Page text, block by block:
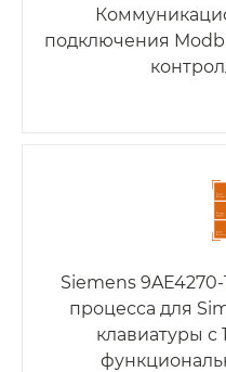
подключения
Siemens
процесса для
клавиатуры с